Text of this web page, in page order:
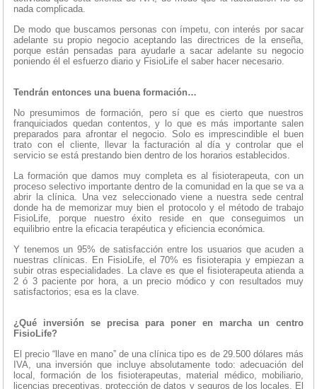
nada complicada.
De modo que buscamos personas con ímpetu, con interés por sacar
adelante su propio negocio aceptando las directrices de la enseña,
porque están pensadas para ayudarle a sacar adelante su negocio
poniendo él el esfuerzo diario y FisioLife el saber hacer necesario.
Tendrán entonces una buena formación…
No presumimos de formación, pero sí que es cierto que nuestros
franquiciados quedan contentos, y lo que es más importante salen
preparados para afrontar el negocio. Solo es imprescindible el buen
trato con el cliente, llevar la facturación al día y controlar que el
servicio se está prestando bien dentro de los horarios establecidos.
La formación que damos muy completa es al fisioterapeuta, con un
proceso selectivo importante dentro de la comunidad en la que se va a
abrir la clínica. Una vez seleccionado viene a nuestra sede central
donde ha de memorizar muy bien el protocolo y el método de trabajo
FisioLife, porque nuestro éxito reside en que conseguimos un
equilibrio entre la eficacia terapéutica y eficiencia económica.
Y tenemos un 95% de satisfacción entre los usuarios que acuden a
nuestras clínicas. En FisioLife, el 70% es fisioterapia y empiezan a
subir otras especialidades. La clave es que el fisioterapeuta atienda a
2 ó 3 paciente por hora, a un precio módico y con resultados muy
satisfactorios; esa es la clave.
¿Qué inversión se precisa para poner en marcha un centro
FisioLife?
El precio “llave en mano” de una clínica tipo es de 29.500 dólares más
IVA, una inversión que incluye absolutamente todo: adecuación del
local, formación de los fisioterapeutas, material médico, mobiliario,
licencias preceptivas, protección de datos y seguros de los locales. El